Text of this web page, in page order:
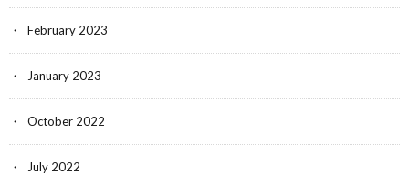
February 2023
January 2023
October 2022
July 2022